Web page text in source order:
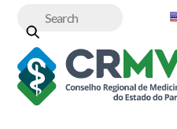
content